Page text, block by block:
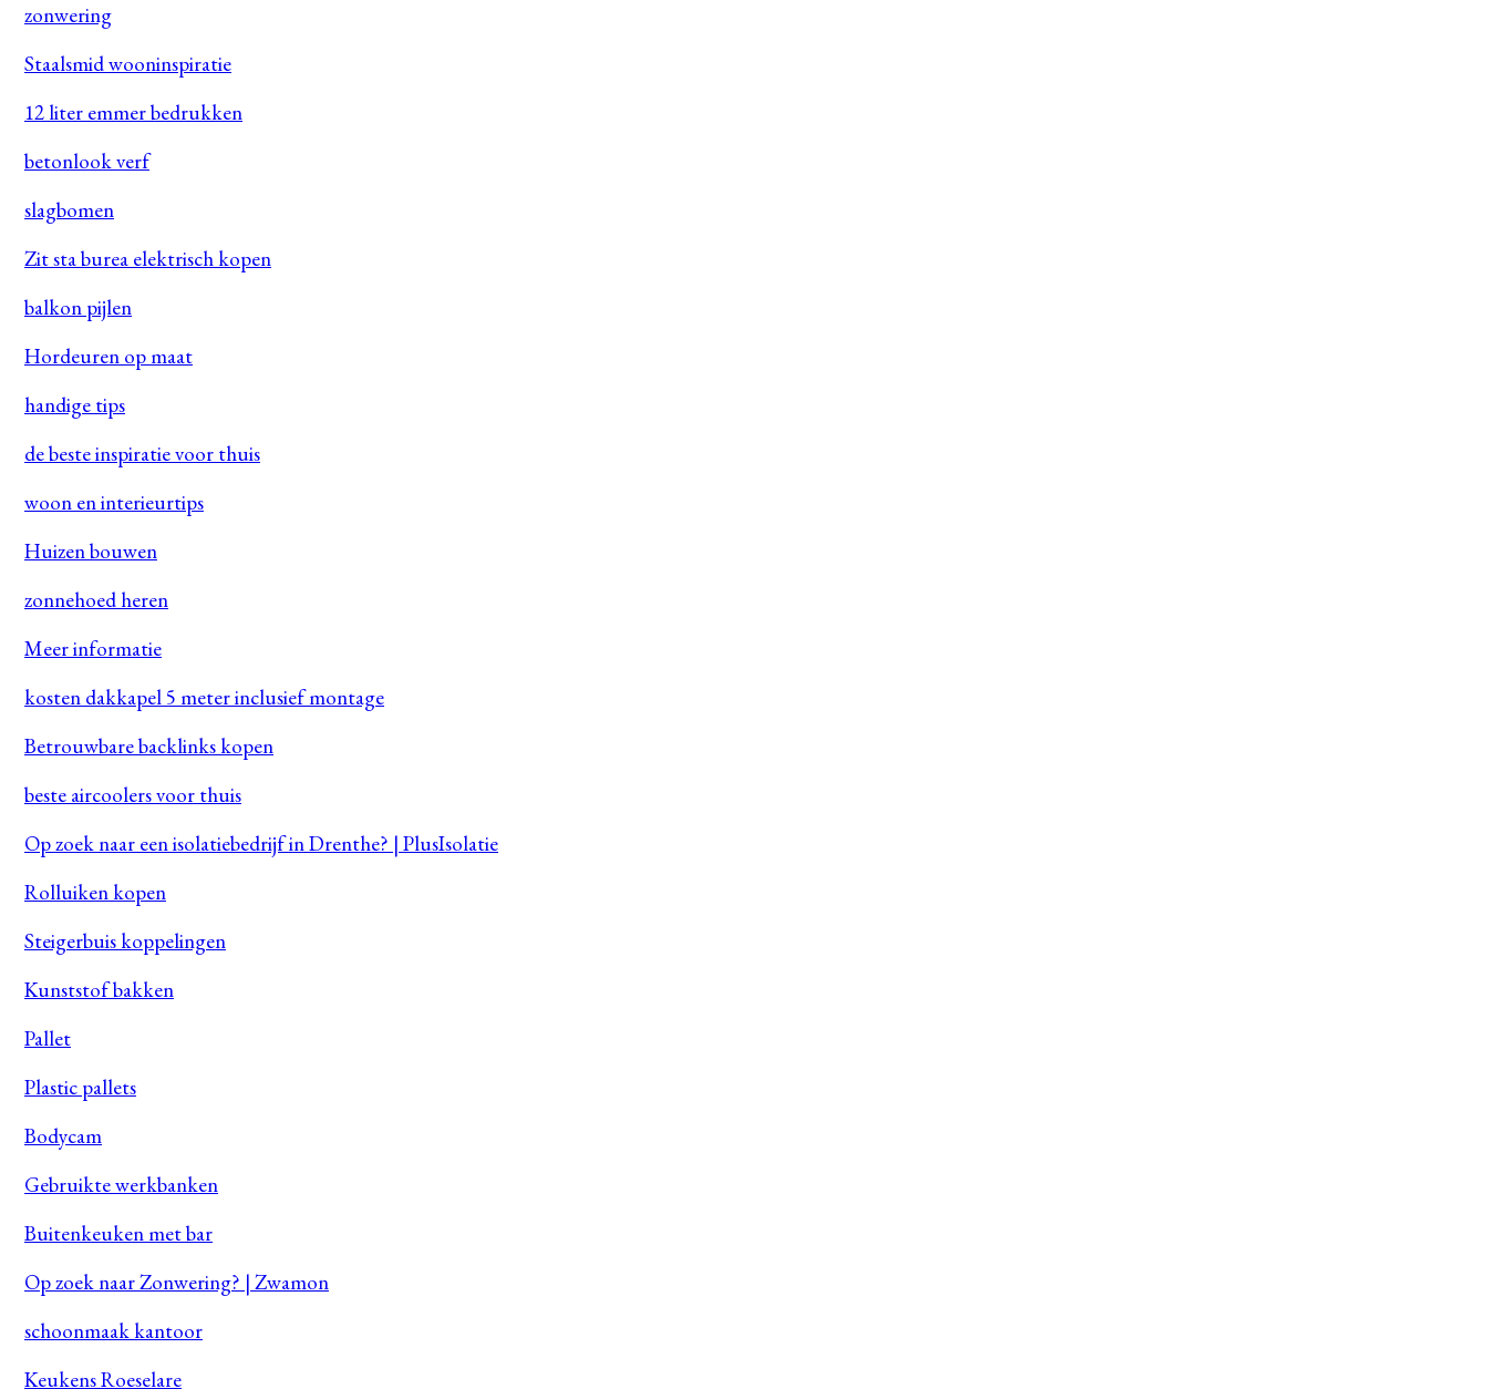
zonwering
Staalsmid wooninspiratie
12 liter emmer bedrukken
betonlook verf
slagbomen
Zit sta burea elektrisch kopen
balkon pijlen
Hordeuren op maat
handige tips
de beste inspiratie voor thuis
woon en interieurtips
Huizen bouwen
zonnehoed heren
Meer informatie
kosten dakkapel 5 meter inclusief montage
Betrouwbare backlinks kopen
beste aircoolers voor thuis
Op zoek naar een isolatiebedrijf in Drenthe? | PlusIsolatie
Rolluiken kopen
Steigerbuis koppelingen
Kunststof bakken
Pallet
Plastic pallets
Bodycam
Gebruikte werkbanken
Buitenkeuken met bar
Op zoek naar Zonwering? | Zwamon
schoonmaak kantoor
Keukens Roeselare